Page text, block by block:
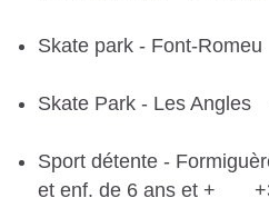
Skate park - Font-
Skate Park - Les
Sport détente -
et enf. de 6 ans et +